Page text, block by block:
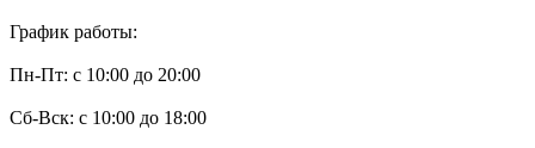
График работы:
Пн-Пт: с 10:00 до 20:00
Сб-Вск: с 10:00 до 18:00